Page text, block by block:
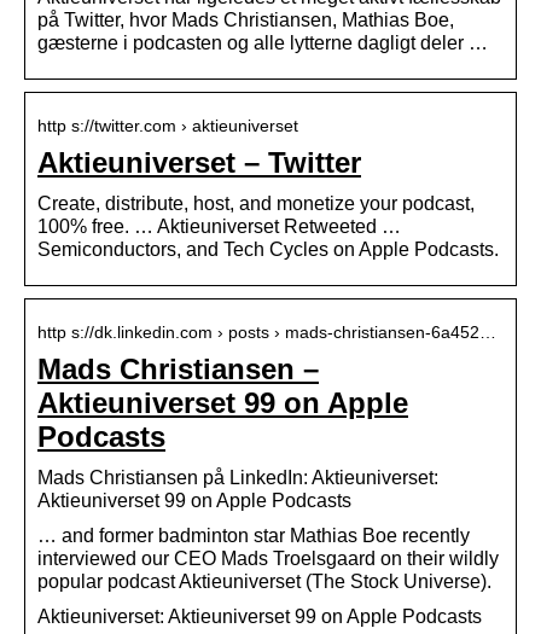
på Twitter, hvor Mads Christiansen, Mathias Boe,
gæsterne i podcasten og alle lytterne dagligt deler …
http s://twitter.com › aktieuniverset
Aktieuniverset – Twitter
Create, distribute, host, and monetize your podcast,
100% free. … Aktieuniverset Retweeted …
Semiconductors, and Tech Cycles on Apple Podcasts.
http s://dk.linkedin.com › posts › mads-christiansen-6a452…
Mads Christiansen –
Aktieuniverset 99 on Apple
Podcasts
Mads Christiansen på LinkedIn: ‎Aktieuniverset:
Aktieuniverset 99 on Apple Podcasts
… and former badminton star Mathias Boe recently
interviewed our CEO Mads Troelsgaard on their wildly
popular podcast Aktieuniverset (The Stock Universe).
‎Aktieuniverset: Aktieuniverset 99 on Apple Podcasts